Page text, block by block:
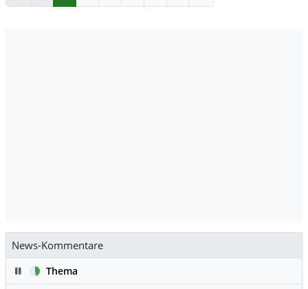
News-Kommentare
PauseThema